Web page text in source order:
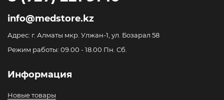
info@medstore.kz
Адрес: г. Алматы мкр. Улжан-1, ул. Бозарал 58
Режим работы: 09.00 - 18.00 Пн. Сб.
Информация
Новые товары